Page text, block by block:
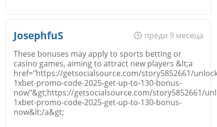
Email
JosephfuS
преди 9 месеца
These bonuses may apply to sports betting or
casino games, aiming to attract new players &lt;a
href="https://getsocialsource.com/story5852661/
1xbet-promo-code-2025-get-up-to-130-bonus-
now"&gt;https://getsocialsource.com/story5852661/
1xbet-promo-code-2025-get-up-to-130-bonus-
now&lt;/a&gt;